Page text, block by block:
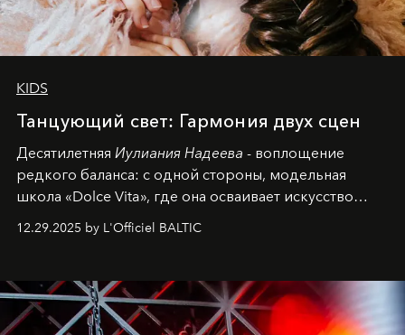
KIDS
Танцующий свет: Гармония двух сцен
Десятилетняя Иулиания Надеева - воплощение
редкого баланса: с одной стороны, модельная
школа «Dolce Vita», где она осваивает искусство
балетная студия при хореографическом училище,
танцевального пути за плечами.
12.29.2025 by L'Officiel BALTIC